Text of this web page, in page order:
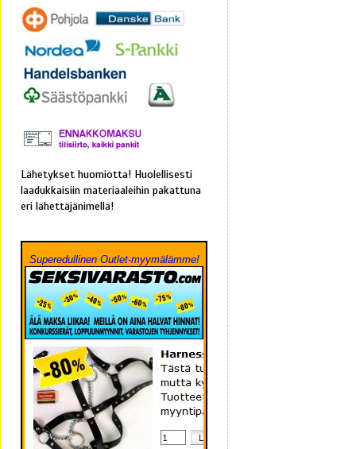
Lähetykset huomiotta! Huolellisesti
laadukkaisiin materiaaleihin pakattuna
eri lähettäjänimellä!
Superedullinen Outlet-myymälämme!